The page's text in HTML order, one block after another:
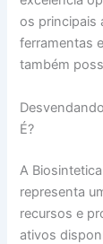
os principais
ferramentas
também
É?
A
representa
recursos e
ativos